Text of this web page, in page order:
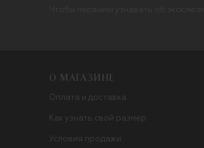
О МАГАЗИНЕ
Оплата и доставка
Как узнать свой размер
Условия продажи